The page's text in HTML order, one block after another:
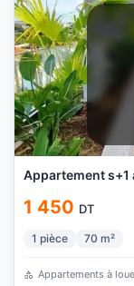
Appartement s+1
1 450 DT
1 pièce 70 m²
Appartements à